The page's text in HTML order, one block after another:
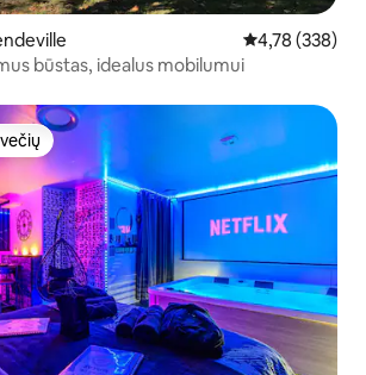
Vidutinis
4,78 (338)
būstas, idealus mobilumui